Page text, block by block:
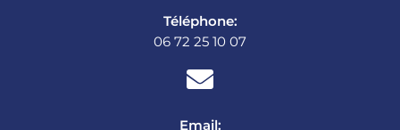
Téléphone:
06 72 25 10 07
Email: